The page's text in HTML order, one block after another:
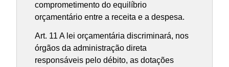
comprometimento do equilíbrio
orçamentário entre a receita e a despesa.
Art. 11 A lei orçamentária discriminará, nos
órgãos da administração direta
responsáveis pelo débito, as dotações